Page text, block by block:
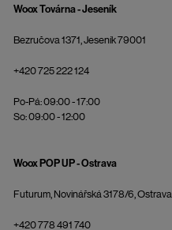
Woox Továrna - Jeseník
Bezručova 1371, Jeseník 79001
+420 725 222 124
Po-Pá: 09:00 - 17:00
So: 09:00 - 12:00
Woox POP UP - Ostrava
Futurum, Novinářská 3178/6, Ostrava
+420 778 491 740